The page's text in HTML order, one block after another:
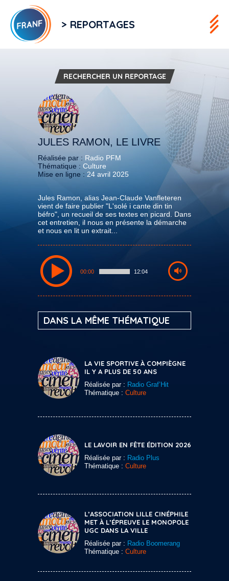
> REPORTAGES
RECHERCHER UN REPORTAGE
JULES RAMON, LE LIVRE
Réalisée par : Radio PFM
Thématique : Culture
Mise en ligne : 24 avril 2025
Jules Ramon, alias Jean-Claude Vanfleteren
vient de faire publier "L'solé i cante din tin
béfro", un recueil de ses textes en picard. Dans
cet entretien, il nous en présente la démarche
et nous en lit un extrait...
00:00 12:04
DANS LA MÊME THÉMATIQUE
LA VIE SPORTIVE À COMPIÈGNE
IL Y A PLUS DE 50 ANS
Réalisée par : Radio Graf’Hit
Thématique : Culture
LE LAVOIR EN FÊTE ÉDITION 2026
Réalisée par : Radio Plus
Thématique : Culture
L’ASSOCIATION LILLE CINÉPHILE
MET À L’ÉPREUVE LE MONOPOLE
UGC DANS LA VILLE
Réalisée par : Radio Boomerang
Thématique : Culture